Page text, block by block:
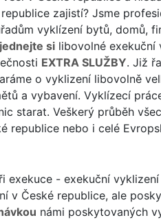
zajistí? Jsme
vyklízení bytů, domů,
silibovolné exekuční
EXTRA SLUŽBY. Již
o vyklizení libovolně
a vybavení. Vyklízecí
starat. Veškerý průběh
republice nebo i celé
exekuce - exekuční
v České republice, ale
námi poskytovaných